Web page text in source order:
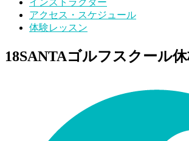
インストラクター
アクセス・スケジュール
体験レッスン
18SANTAゴルフスクール